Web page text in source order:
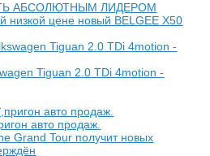
АБСОЛЮТНЫМ ЛИДЕРОМ
цене новый BELGEE X50
Tiguan 2.0 TDi 4motion -
авто продаж.